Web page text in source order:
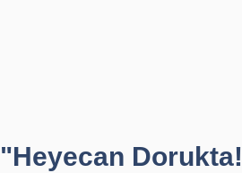
"Heyecan Dorukta!